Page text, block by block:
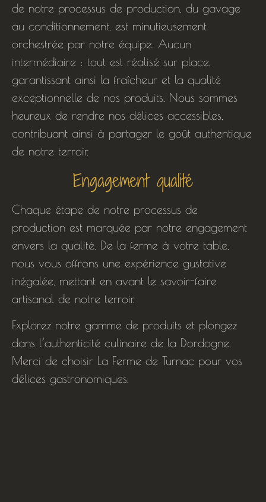
de notre processus de production, du gavage
au conditionnement, est minutieusement
orchestrée par notre équipe. Aucun
intermédiaire : tout est réalisé sur place,
garantissant ainsi la fraîcheur et la qualité
exceptionnelle de nos produits. Nous sommes
heureux de rendre nos délices accessibles,
contribuant ainsi à partager le goût authentique
de notre terroir.
Engagement qualité
Chaque étape de notre processus de
production est marquée par notre engagement
envers la qualité. De la ferme à votre table,
nous vous offrons une expérience gustative
inégalée, mettant en avant le savoir-faire
artisanal de notre terroir.
Explorez notre gamme de produits et plongez
dans l’authenticité culinaire de la Dordogne.
Merci de choisir La Ferme de Turnac pour vos
délices gastronomiques.